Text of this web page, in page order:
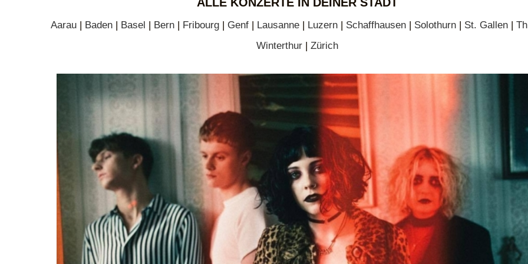
Aarau | Baden | Basel | Bern | Fribourg | Genf | Lausanne | Luzern | Schaffhausen | Solothurn | St. Gallen |
Winterthur| Zürich